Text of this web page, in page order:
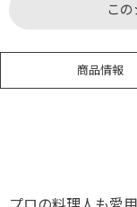
こ
商品情報